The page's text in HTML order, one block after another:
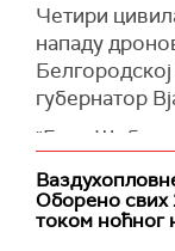
мрежама.
(Reuters)
Четири
нападу
губернатор
"Град
украјинских
повређена,
помоћни",
Оборено свих
током ноћног